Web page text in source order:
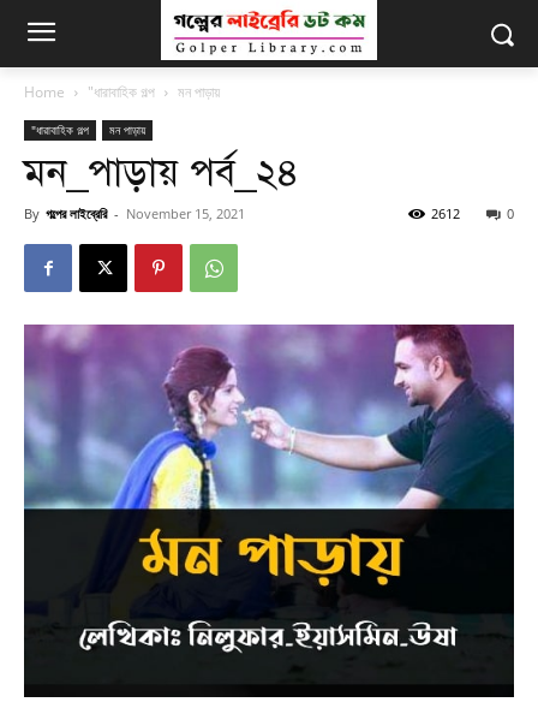
Home "ধারাবাহিক গল্প মন পাড়ায়
"ধারাবাহিক গল্প মন পাড়ায়
মন_পাড়ায় পর্ব_২৪
By গল্পের লাইব্রেরি - November 15, 2021 0
2612